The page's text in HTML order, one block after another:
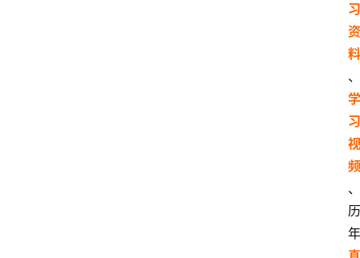
习
资
料
、
学
习
视
频
、
历
年